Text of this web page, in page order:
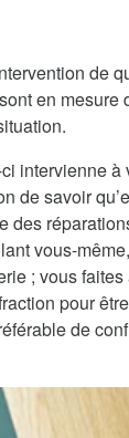
de
en
intervienne
de savoir
des
vous-
; vous
pour
de